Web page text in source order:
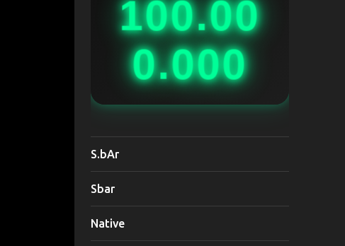
100.00
0.000
S.bAr
Sbar
Native